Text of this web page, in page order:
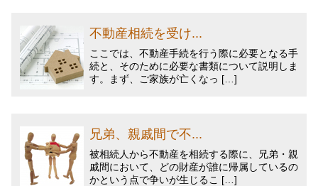
不動産相続を受け...
ここでは、不動産手続を行う際に必要となる手
続と、そのために必要な書類について説明しま
す。まず、ご家族が亡くなっ […]
兄弟、親戚間で不...
被相続人から不動産を相続する際に、兄弟・親
戚間において、どの財産が誰に帰属しているの
かという点で争いが生じるこ […]